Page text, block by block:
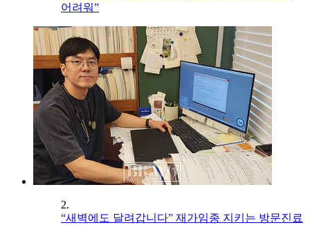
어려워”
2.
“새벽에도 달려갑니다” 재가임종 지키는 방문진료